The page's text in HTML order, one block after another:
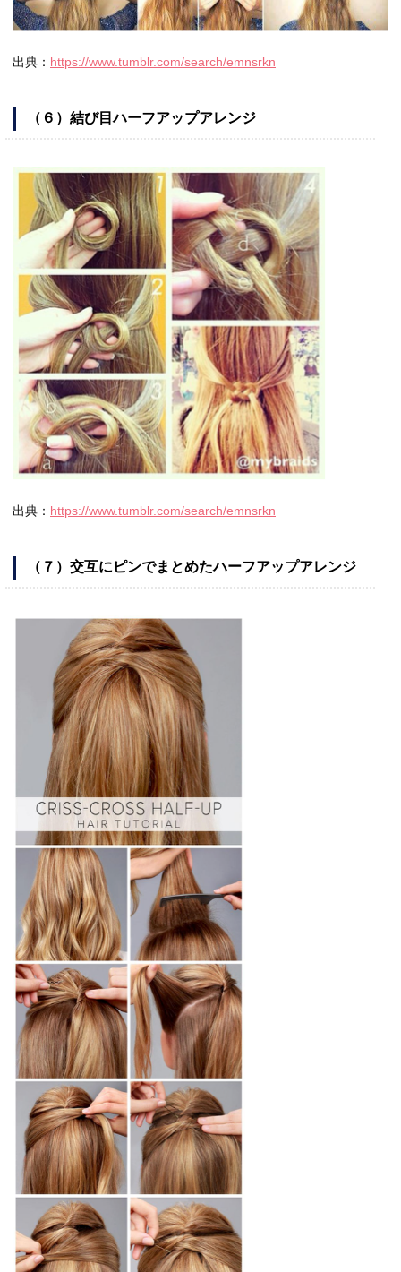
出典： https://www.tumblr.com/search/emnsrkn
（６）結び目ハーフアップアレンジ
出典： https://www.tumblr.com/search/emnsrkn
（７）交互にピンでまとめたハーフアップアレンジ